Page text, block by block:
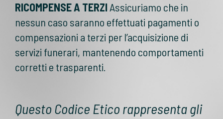
RICOMPENSE A TERZI Assicuriamo che in
nessun caso saranno effettuati pagamenti o
compensazioni a terzi per l’acquisizione di
servizi funerari, mantenendo comportamenti
corretti e trasparenti.
Questo Codice Etico rappresenta gli